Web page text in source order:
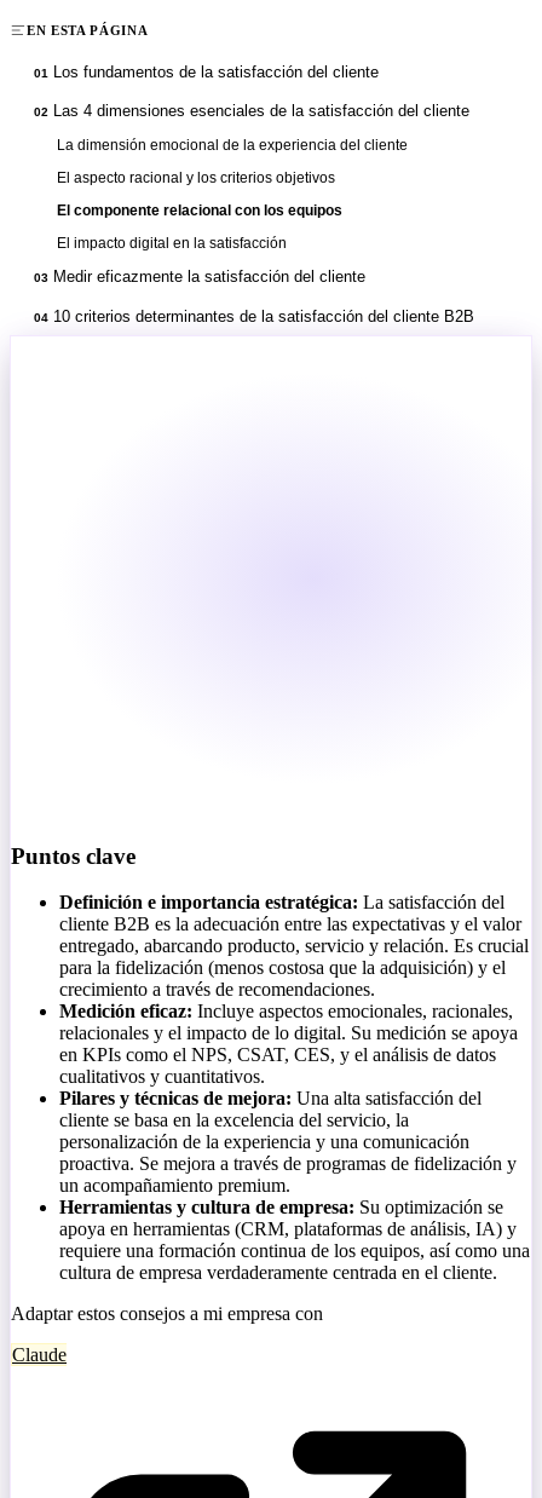
EN ESTA PÁGINA
01 Los fundamentos de la satisfacción del cliente
02 Las 4 dimensiones esenciales de la satisfacción del cliente
La dimensión emocional de la experiencia del cliente
El aspecto racional y los criterios objetivos
El componente relacional con los equipos
El impacto digital en la satisfacción
03 Medir eficazmente la satisfacción del cliente
04 10 criterios determinantes de la satisfacción del cliente B2B
Puntos clave
Definición e importancia estratégica: La satisfacción del
cliente B2B es la adecuación entre las expectativas y el valor
entregado, abarcando producto, servicio y relación. Es crucial
para la fidelización (menos costosa que la adquisición) y el
crecimiento a través de recomendaciones.
Medición eficaz: Incluye aspectos emocionales, racionales,
relacionales y el impacto de lo digital. Su medición se apoya
en KPIs como el NPS, CSAT, CES, y el análisis de datos
cualitativos y cuantitativos.
Pilares y técnicas de mejora: Una alta satisfacción del
cliente se basa en la excelencia del servicio, la
personalización de la experiencia y una comunicación
proactiva. Se mejora a través de programas de fidelización y
un acompañamiento premium.
Herramientas y cultura de empresa: Su optimización se
apoya en herramientas (CRM, plataformas de análisis, IA) y
requiere una formación continua de los equipos, así como una
cultura de empresa verdaderamente centrada en el cliente.
Adaptar estos consejos a mi empresa con
Claude